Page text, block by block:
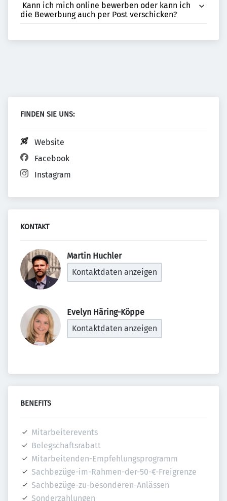
Kann ich mich online bewerben oder kann ich
die Bewerbung auch per Post verschicken?
FINDEN SIE UNS:
Website
Facebook
Instagram
KONTAKT
Martin Huchler
Kontaktdaten anzeigen
Evelyn Häring-Köppe
Kontaktdaten anzeigen
BENEFITS
Mitarbeiterevents
Belegschaftsrabatt
Mitarbeitenden-Empfehlungsprogramm
Sachbezüge-im-Rahmen-der-50-€-Freigrenze
Sachbezüge-zu-besonderen-Anlässen
Sonderzahlungen